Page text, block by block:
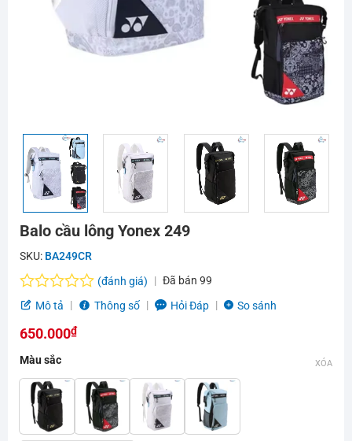
Balo cầu lông Yonex 249
SKU: BA249CR
Được
hạng
5
sao
(đánh giá) Đã bán 99
Mô tả
Thông số Hỏi Đáp So sánh
650.000₫
Màu sắc XÓA